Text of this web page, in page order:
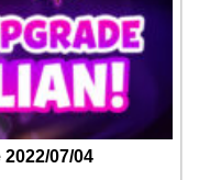
07/04